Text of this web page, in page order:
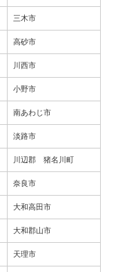
三木市
高砂市
川西市
小野市
南あわじ市
淡路市
川辺郡 猪名川町
奈良市
大和高田市
大和郡山市
天理市